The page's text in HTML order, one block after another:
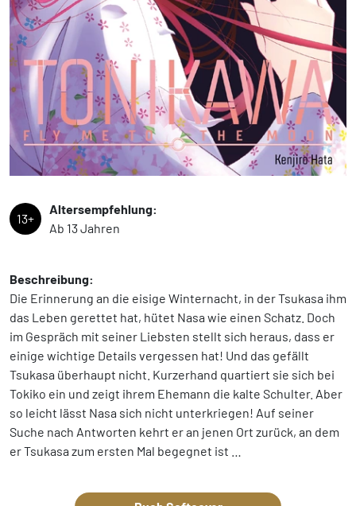
13+
Altersempfehlung:
Ab 13 Jahren
Beschreibung:
Die Erinnerung an die eisige Winternacht, in der Tsukasa ihm
das Leben gerettet hat, hütet Nasa wie einen Schatz. Doch
im Gespräch mit seiner Liebsten stellt sich heraus, dass er
einige wichtige Details vergessen hat! Und das gefällt
Tsukasa überhaupt nicht. Kurzerhand quartiert sie sich bei
Tokiko ein und zeigt ihrem Ehemann die kalte Schulter. Aber
so leicht lässt Nasa sich nicht unterkriegen! Auf seiner
Suche nach Antworten kehrt er an jenen Ort zurück, an dem
er Tsukasa zum ersten Mal begegnet ist …